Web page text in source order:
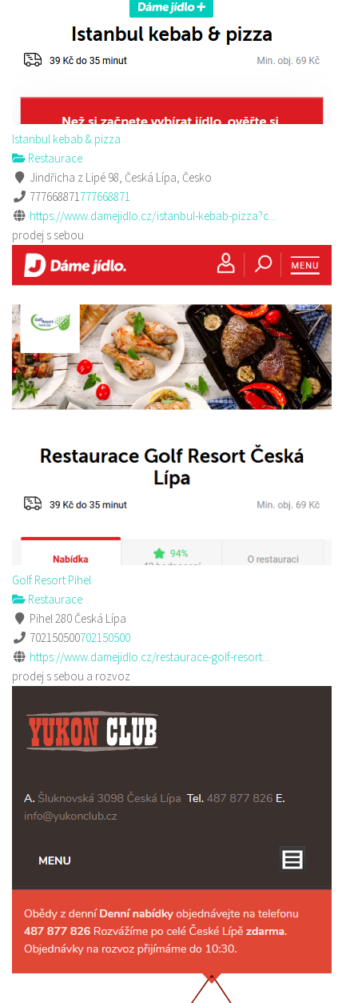
Istanbul kebab & pizza
Restaurace
Jindřicha z Lipé 98, Česká Lípa, Česko
777668871777668871
https://www.damejidlo.cz/istanbul-kebab-pizza?c...
prodej s sebou
Golf Resort Pihel
Restaurace
Pihel 280 Česká Lípa
702150500702150500
https://www.damejidlo.cz/restaurace-golf-resort...
prodej s sebou a rozvoz